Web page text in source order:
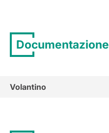
Documentazione
Volantino